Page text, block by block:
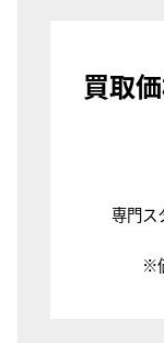
買取
専門ス
※